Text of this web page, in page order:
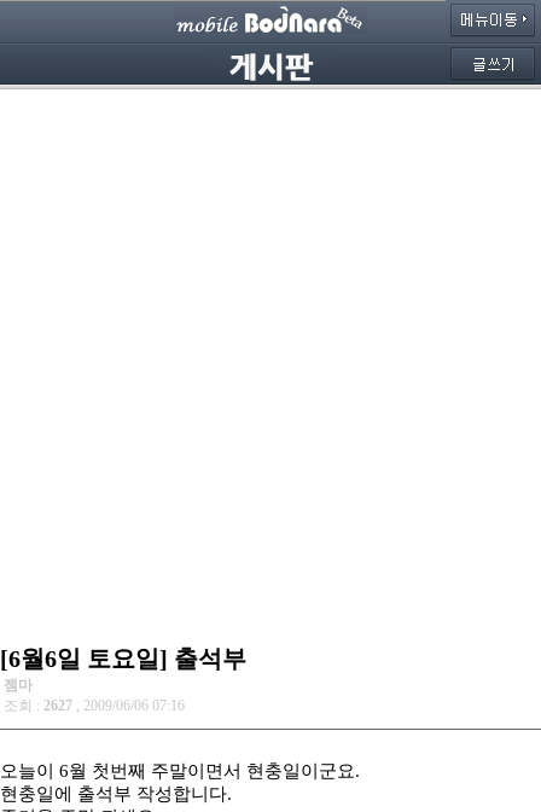
[6월6일 토요일] 출석부
젬마
조회 : 2627 , 2009/06/06 07:16
오늘이 6월 첫번째 주말이면서 현충일이군요.
현충일에 출석부 작성합니다.